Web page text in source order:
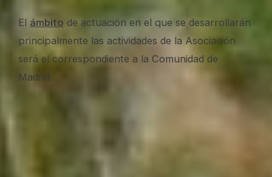
El ámbito de actuación en el que se desarrollarán
principalmente las actividades de la Asociación
será el correspondiente a la Comunidad de
Madrid.